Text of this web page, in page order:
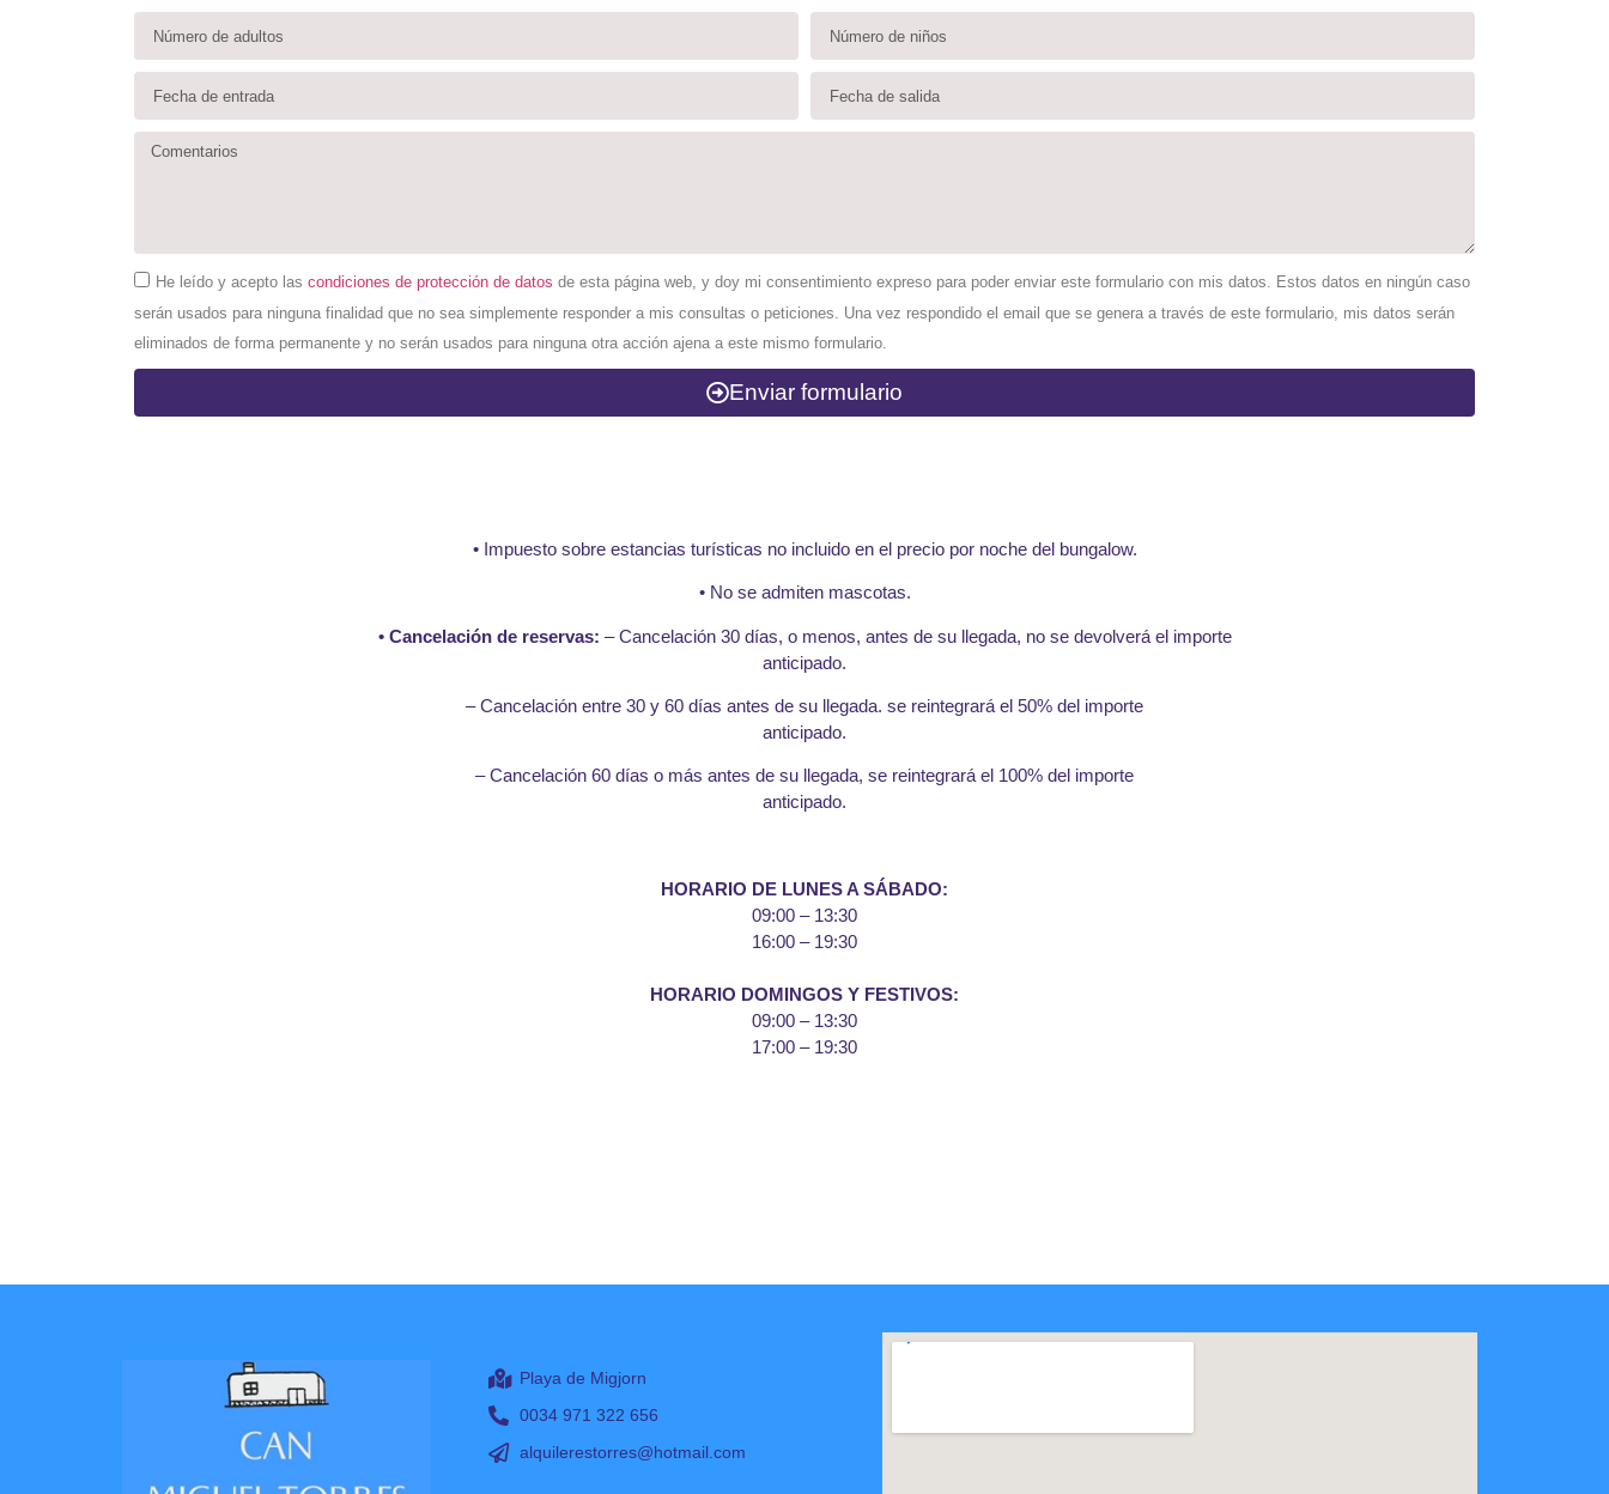
He leído y acepto las condiciones de protección de datos de esta página web, y doy mi consentimiento expreso para poder enviar este formulario con mis datos. Estos datos en ningún caso
serán usados para ninguna finalidad que no sea simplemente responder a mis consultas o peticiones. Una vez respondido el email que se genera a través de este formulario, mis datos serán
eliminados de forma permanente y no serán usados para ninguna otra acción ajena a este mismo formulario.
Enviar formulario
• Impuesto sobre estancias turísticas no incluido en el precio por noche del bungalow.
• No se admiten mascotas.
• Cancelación de reservas: – Cancelación 30 días, o menos, antes de su llegada, no se devolverá el importe
anticipado.
– Cancelación entre 30 y 60 días antes de su llegada. se reintegrará el 50% del importe
anticipado.
– Cancelación 60 días o más antes de su llegada, se reintegrará el 100% del importe
anticipado.
HORARIO DE LUNES A SÁBADO:
09:00 – 13:30
16:00 – 19:30
HORARIO DOMINGOS Y FESTIVOS:
09:00 – 13:30
17:00 – 19:30
Playa de Migjorn
0034 971 322 656
alquilerestorres@hotmail.com